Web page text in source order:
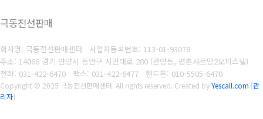
극동전선판매
회사명: 극동전선판매센터 사업자등록번호: 113-01-93078
주소: 14066 경기 안양시 동안구 시민대로 280 (관양동, 평촌샤르망2오피스텔)
전화: 031-422-6470
팩스: 031-422-6477 핸드폰: 010-5505-6470
Copyright © 2025 극동전선판매센터. All rights reserved. Created byYescall.com [관
리자]